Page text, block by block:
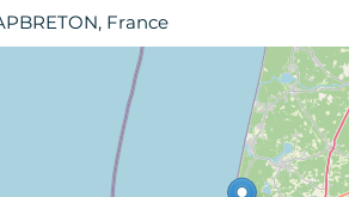
France